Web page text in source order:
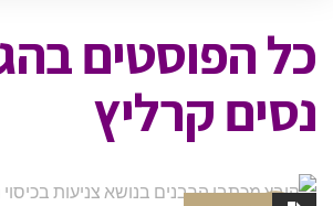
כל הפוסטים ב
נסים קרליץ